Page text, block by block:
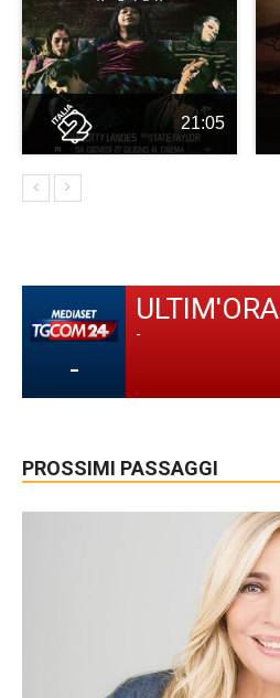
21:05
-
ULTIM'ORA
-
PROSSIMI PASSAGGI